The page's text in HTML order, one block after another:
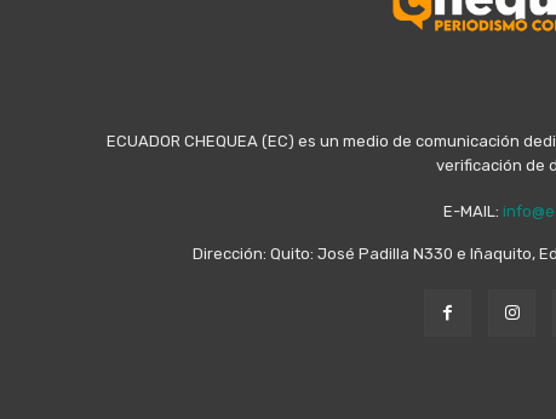
ECUADOR CHEQUEA (EC) es un medio de comunicación
verificación de
E-MAIL:
Dirección: Quito: José Padilla N330 e Iñaquito,